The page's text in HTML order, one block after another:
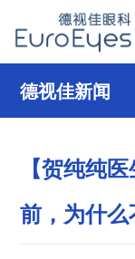
德视佳新闻
【贺纯纯
前，为什